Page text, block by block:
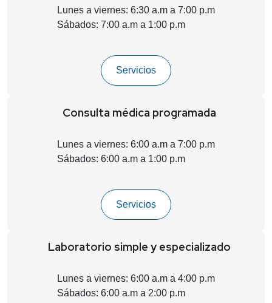
Lunes a viernes: 6:30 a.m a 7:00 p.m
Sábados: 7:00 a.m a 1:00 p.m
Servicios
Consulta médica programada
Lunes a viernes: 6:00 a.m a 7:00 p.m
Sábados: 6:00 a.m a 1:00 p.m
Servicios
Laboratorio simple y especializado
Lunes a viernes: 6:00 a.m a 4:00 p.m
Sábados: 6:00 a.m a 2:00 p.m